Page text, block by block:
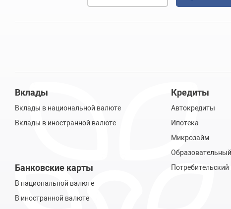
Вклады
Вклады в национальной валюте
Вклады в иностранной валюте
Банковские карты
В национальной валюте
В иностранной валюте
Кредиты
Автокредиты
Ипотека
Микрозайм
Потребительский